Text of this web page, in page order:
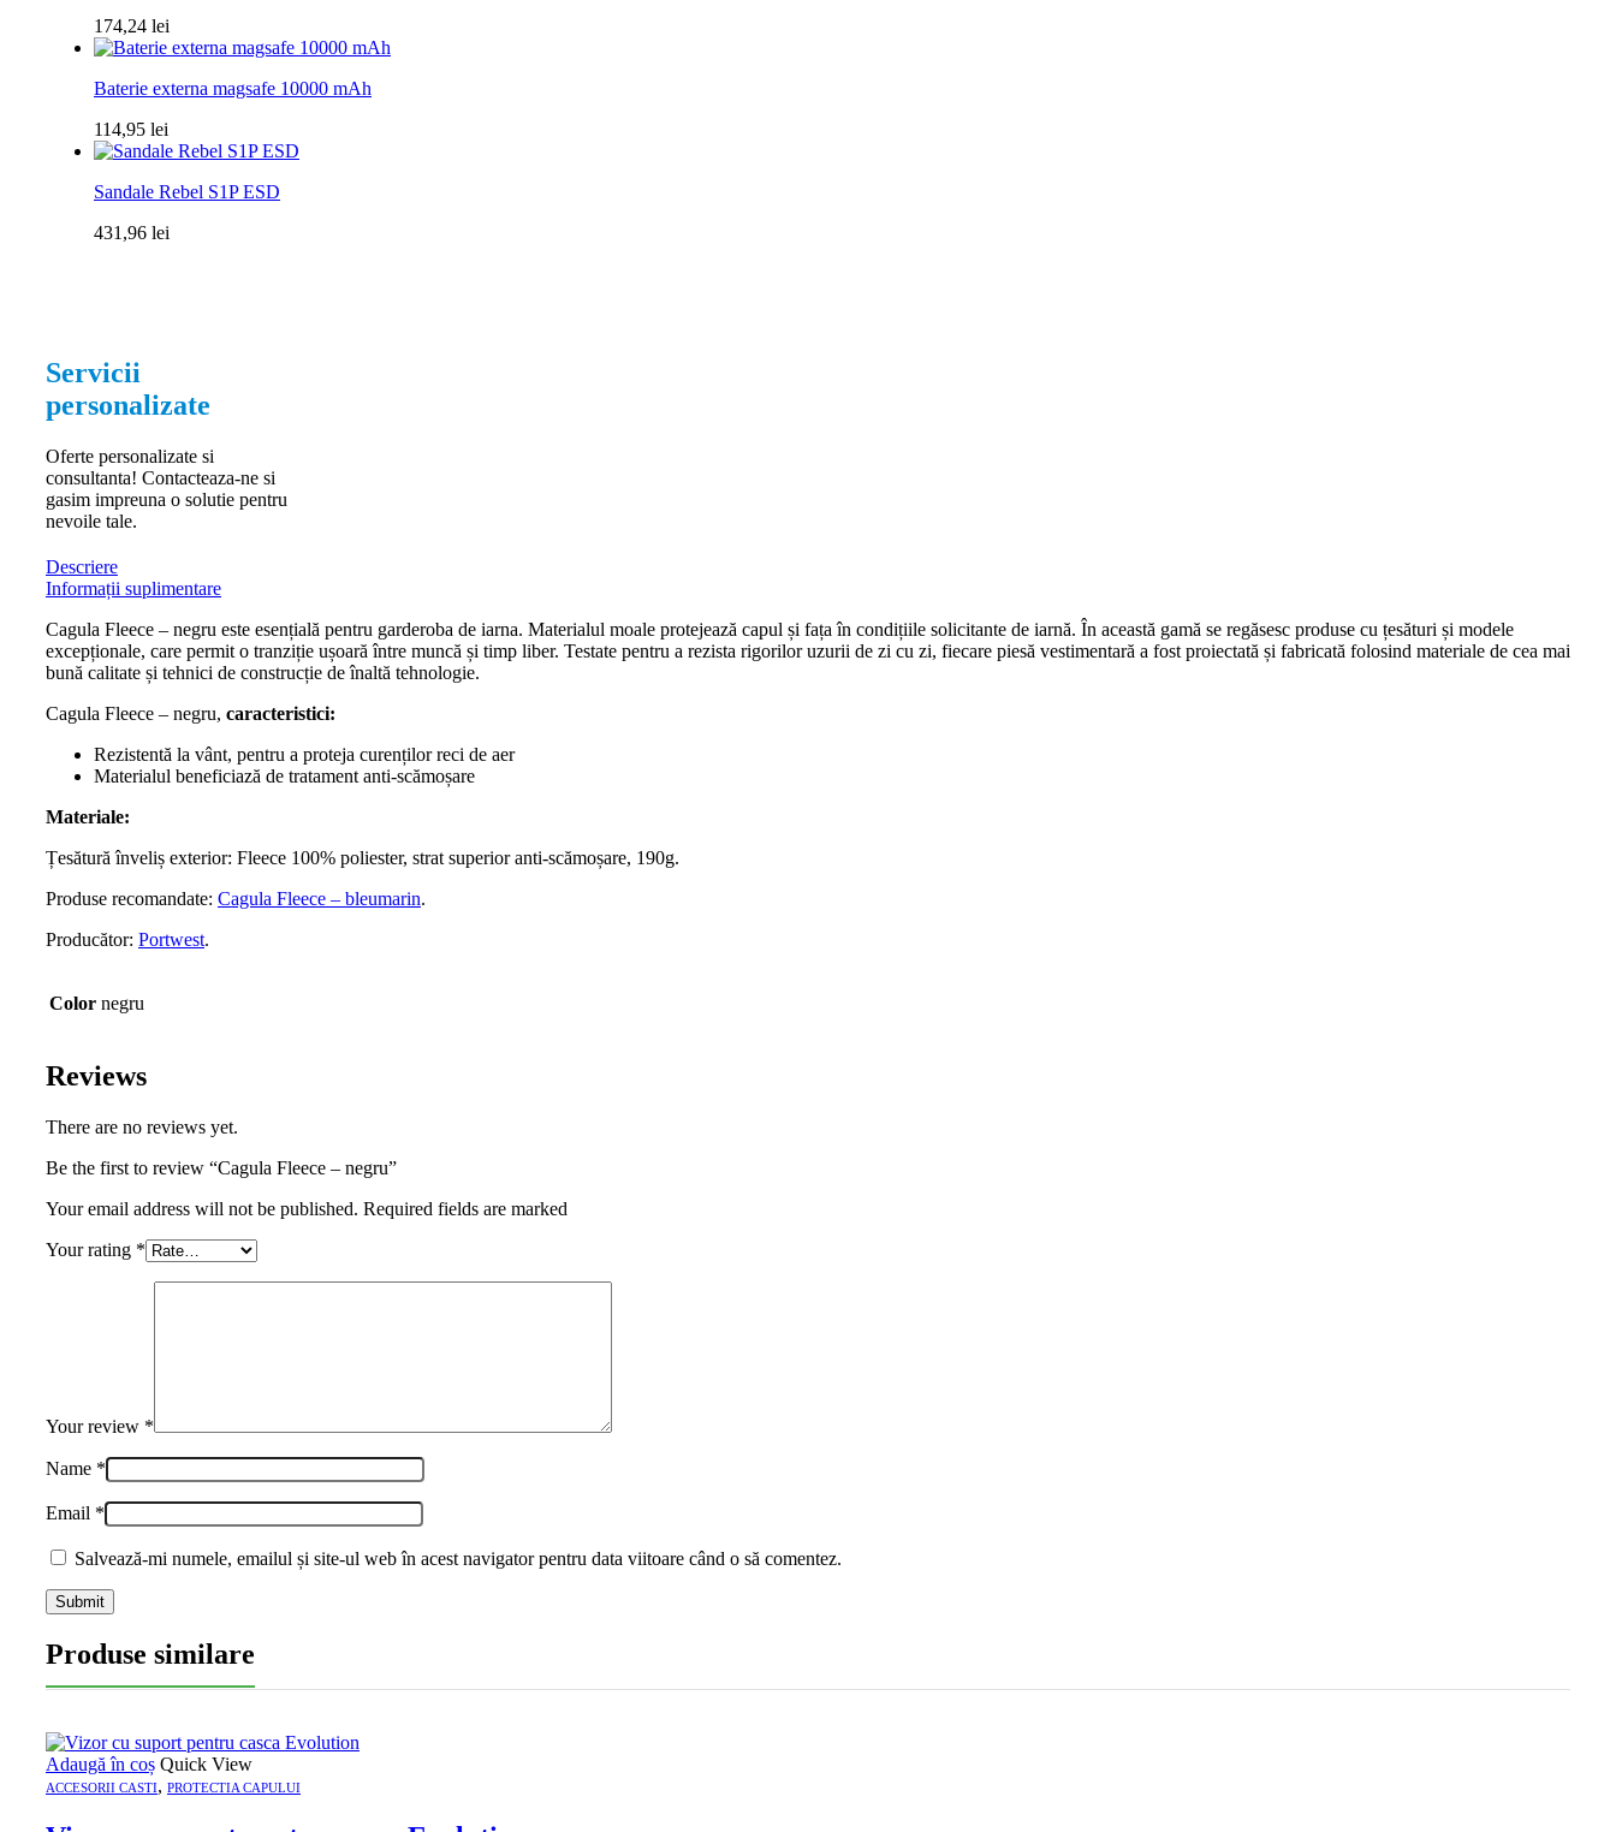
174,24 lei
Baterie externa magsafe 10000 mAh
114,95 lei
Sandale Rebel S1P ESD
431,96 lei
Servicii
personalizate
Oferte personalizate si
consultanta! Contacteaza-ne si
gasim impreuna o solutie pentru
nevoile tale.
Descriere
Informații suplimentare
Cagula Fleece – negru este esențială pentru garderoba de iarna. Materialul moale protejează capul și fața în condițiile solicitante de iarnă. În această gamă se regăsesc produse cu țesături și modele
excepționale, care permit o tranziție ușoară între muncă și timp liber. Testate pentru a rezista rigorilor uzurii de zi cu zi, fiecare piesă vestimentară a fost proiectată și fabricată folosind materiale de cea mai
bună calitate și tehnici de construcție de înaltă tehnologie.
Cagula Fleece – negru, caracteristici:
Rezistentă la vânt, pentru a proteja curenților reci de aer
Materialul beneficiază de tratament anti-scămoșare
Materiale:
Țesătură înveliș exterior: Fleece 100% poliester, strat superior anti-scămoșare, 190g.
Produse recomandate: Cagula Fleece – bleumarin.
Producător: Portwest.
Color negru
Reviews
There are no reviews yet.
Be the first to review “Cagula Fleece – negru”
Your email address will not be published. Required fields are marked
Your rating *
Your review *
Name *
Email *
Salvează-mi numele, emailul și site-ul web în acest navigator pentru data viitoare când o să comentez.
Produse similare
Adaugă în coș Quick View
ACCESORII CASTI, PROTECTIA CAPULUI